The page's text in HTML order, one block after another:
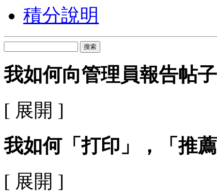
積分說明
搜索
我如何向管理員報告帖子
[ 展開 ]
我如何「打印」，「推
[ 展開 ]